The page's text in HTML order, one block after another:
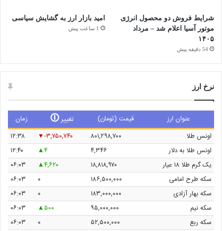
شرایط فروش دو محصول انرژی
موتور آسیا اعلام شد – مرداد
۱۴۰۵
54 دقیقه پیش
امید بازار ارز به گشایش سیاسی
1 ساعت پیش
نرخ ارز
عنوان ارز قیمت (تومان) تغییر🛈
زمان
اونس طلا
۸۰۱,۲۹۸,۷۰۰ -۳,۷۵۰,۷۴۰
۱۲:۳۸
اونس طلا به دلار
۴,۳۴۶ ۴
۱۲:۴۰
یک گرم طلا ۱۸ عیار
۱۸,۸۱۸,۹۷۰ ۴,۶۲۰
۰۶:۰۳
سکه طرح امامی
۱۸۶,۵۰۰,۰۰۰ ۰
۰۶:۰۳
سکه بهار آزادی
۱۸۳,۰۰۰,۰۰۰ ۰
۰۶:۰۳
سکه نیم
۹۵,۰۰۰,۰۰۰ ۵۰۰
۰۶:۰۳
سکه ربع
۵۲,۵۰۰,۰۰۰ ۰
۰۶:۰۳